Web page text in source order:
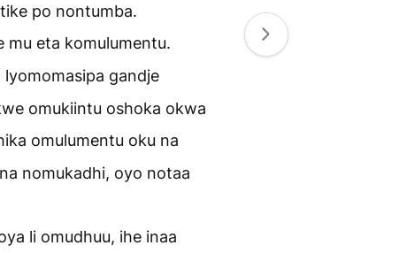
po nontumba.
mu eta komulumentu.
lyomomasipa gandje
omukiintu oshoka okwa
omulumentu oku na
nomukadhi, oyo notaa
li omudhuu, ihe inaa